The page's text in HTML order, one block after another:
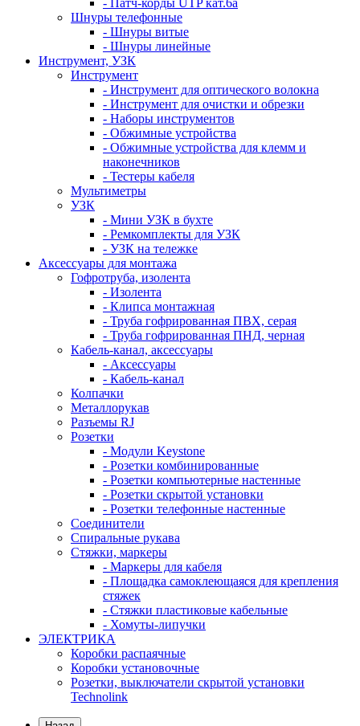
- Патч-корды UTP кат.6а
Шнуры телефонные
- Шнуры витые
- Шнуры линейные
Инструмент, УЗК
Инструмент
- Инструмент для оптического волокна
- Инструмент для очистки и обрезки
- Наборы инструментов
- Обжимные устройства
- Обжимные устройства для клемм и
наконечников
- Тестеры кабеля
Мультиметры
УЗК
- Мини УЗК в бухте
- Ремкомплекты для УЗК
- УЗК на тележке
Аксессуары для монтажа
Гофротруба, изолента
- Изолента
- Клипса монтажная
- Труба гофрированная ПВХ, серая
- Труба гофрированная ПНД, черная
Кабель-канал, аксессуары
- Аксессуары
- Кабель-канал
Колпачки
Металлорукав
Разъемы RJ
Розетки
- Модули Keystone
- Розетки комбинированные
- Розетки компьютерные настенные
- Розетки скрытой установки
- Розетки телефонные настенные
Соединители
Спиральные рукава
Стяжки, маркеры
- Маркеры для кабеля
- Площадка самоклеющаяся для крепления
стяжек
- Стяжки пластиковые кабельные
- Хомуты-липучки
ЭЛЕКТРИКА
Коробки распаячные
Коробки установочные
Розетки, выключатели скрытой установки
Technolink